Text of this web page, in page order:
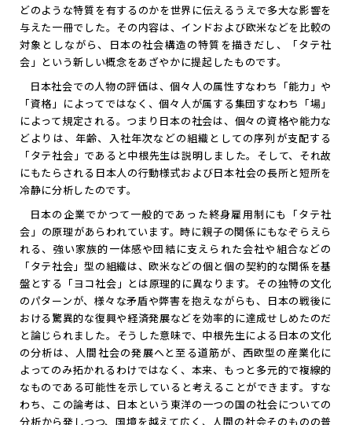
どのような特質を有するのかを世界に伝えるうえで多大な影響を
与えた一冊でした。その内容は、インドおよび欧米などを比較の
対象としながら、日本の社会構造の特質を描きだし、「タテ社
会」という新しい概念をあざやかに提起したものです。
日本社会での人物の評価は、個々人の属性すなわち「能力」や
「資格」によってではなく、個々人が属する集団すなわち「場」
によって規定される。つまり日本の社会は、個々の資格や能力な
どよりは、年齢、入社年次などの組織としての序列が支配する
「タテ社会」であると中根先生は説明しました。そして、それ故
にもたらされる日本人の行動様式および日本社会の長所と短所を
冷静に分析したのです。
日本の企業でかつて一般的であった終身雇用制にも「タテ社
会」の原理があらわれています。時に親子の関係にもなぞらえら
れる、強い家族的一体感や団結に支えられた会社や組合などの
「タテ社会」型の組織は、欧米などの個と個の契約的な関係を基
盤とする「ヨコ社会」とは原理的に異なります。その独特の文化
のパターンが、様々な矛盾や弊害を抱えながらも、日本の戦後に
おける驚異的な復興や経済発展などを効率的に達成せしめたのだ
と論じられました。そうした意味で、中根先生による日本の文化
の分析は、人間社会の発展へと至る道筋が、西欧型の産業化に
よってのみ拓かれるわけではなく、本来、もっと多元的で複線的
なものである可能性を示していると考えることができます。すな
わち、この論考は、日本という東洋の一つの国の社会についての
分析から発しつつ、国境を越えて広く、人間の社会そのものの普